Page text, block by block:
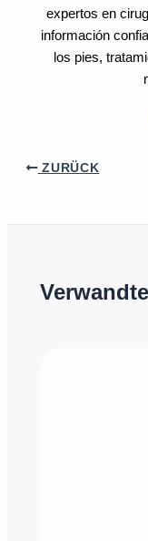
expertos en
información
los pies,
ZURÜCK